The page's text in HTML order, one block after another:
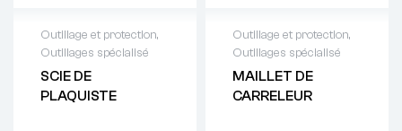
Outillage et protection,
Outillages spécialisé
SCIE DE
PLAQUISTE
devis : 01 64 88
93 38
Outillage et protection,
Outillages spécialisé
MAILLET DE
CARRELEUR
devis : 01 64 88
93 38